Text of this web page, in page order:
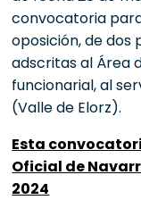
convocatoria
oposición, de dos
adscritas al Área
funcionarial, al
(Valle de Elorz).
Esta
Oficial de
2024